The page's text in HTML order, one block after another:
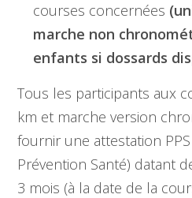
courses concernées
marche non
enfants si dossards
Tous les participants aux
km et marche version
fournir une attestation
Prévention Santé) datant
3 mois (à la date de la